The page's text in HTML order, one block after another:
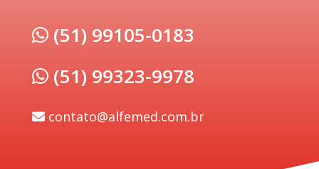
(51) 99105-0183
(51) 99323-9978
contato@alfemed.com.br